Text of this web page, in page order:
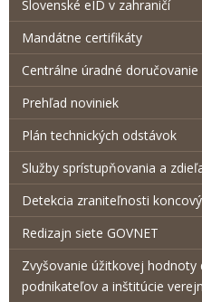
Slovenské eID v zahraničí
Mandátne certifikáty
Centrálne úradné doručovanie
Prehľad noviniek
Plán technických odstávok
Služby sprístupňovania a
Detekcia zraniteľnosti
Redizajn siete GOVNET
Zvyšovanie úžitkovej hodnoty
podnikateľov a inštitúcie